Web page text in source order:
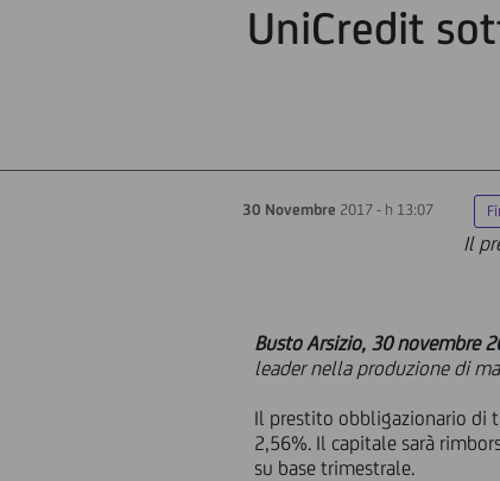
UniCredit
30 Novembre 2017 - h 13:07
Il
Busto Arsizio, 30 novembre
leader nella produzione di
Il prestito obbligazionario di
2,56%. Il capitale sarà
su base trimestrale.